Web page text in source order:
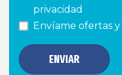
privacidad
Envíame ofertas
ENVIAR